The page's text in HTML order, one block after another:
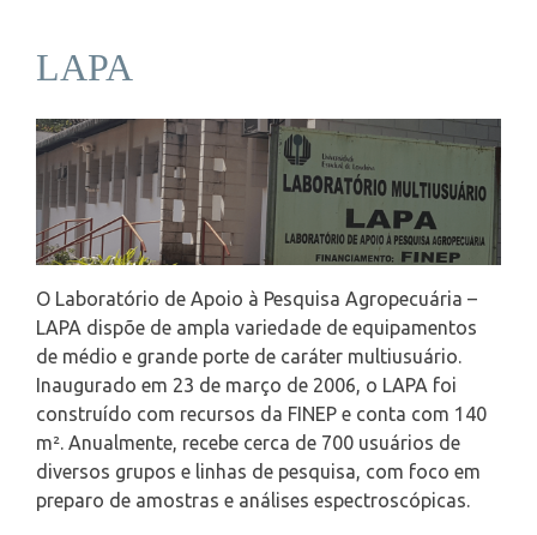
LAPA
O Laboratório de Apoio à Pesquisa Agropecuária –
LAPA dispõe de ampla variedade de equipamentos
de médio e grande porte de caráter multiusuário.
Inaugurado em 23 de março de 2006, o LAPA foi
construído com recursos da FINEP e conta com 140
m². Anualmente, recebe cerca de 700 usuários de
diversos grupos e linhas de pesquisa, com foco em
preparo de amostras e análises espectroscópicas.